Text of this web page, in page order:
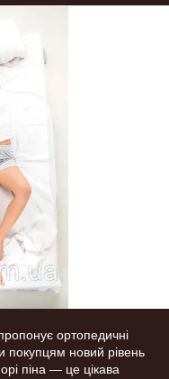
ортопедичні
покупцям новий рівень
піна — це цікава